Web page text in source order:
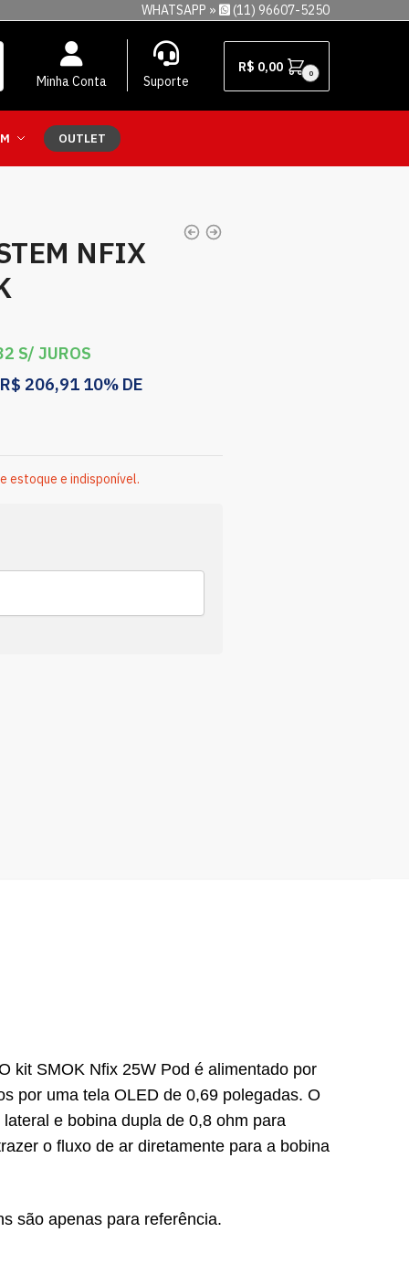
WHATSAPP » (11) 96607-5250
Minha Conta Suporte
R$ 0,00 0
OUTLET
NFIX
S/ JUROS
R$ 206,91 10% DE
estoque e indisponível.
kit SMOK Nfix 25W Pod é alimentado por
por uma tela OLED de 0,69 polegadas. O
e bobina dupla de 0,8 ohm para
o fluxo de ar diretamente para a bobina
são apenas para referência.